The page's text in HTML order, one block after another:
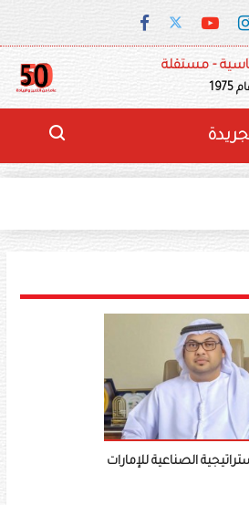
- مستقلة
الصناعية للإمارات